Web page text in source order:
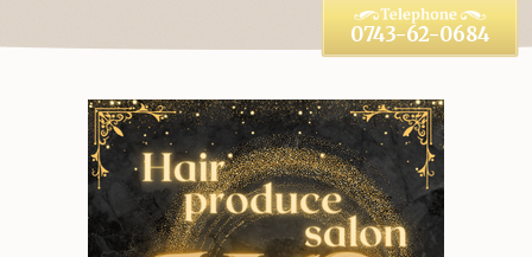
0743-62-0684